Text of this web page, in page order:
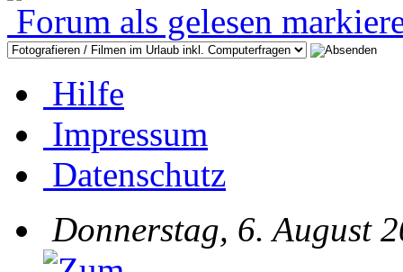
Forum als gelesen
Hilfe
Impressum
Datenschutz
Donnerstag, 6. August